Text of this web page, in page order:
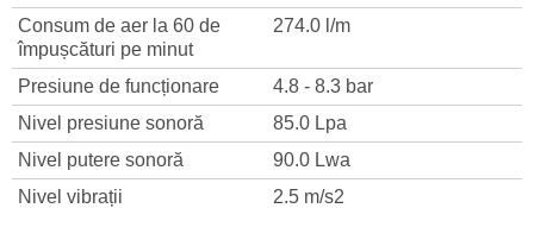
Consum de aer la 60 de
împușcături pe minut
274.0 l/m
Presiune de funcționare
4.8 - 8.3 bar
Nivel presiune sonoră
85.0 Lpa
Nivel putere sonoră
90.0 Lwa
Nivel vibrații
2.5 m/s2